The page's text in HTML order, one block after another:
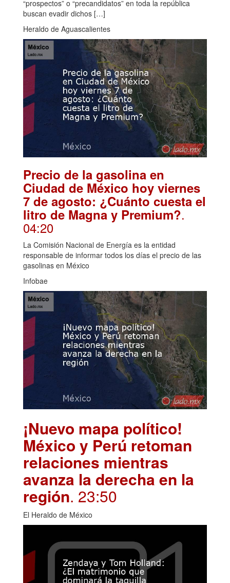
“prospectos” o “precandidatos” en toda la república
buscan evadir dichos […]
Heraldo de Aguascalientes
Precio de la gasolina en
Ciudad de México hoy viernes
7 de agosto: ¿Cuánto cuesta el
litro de Magna y Premium?.
04:20
La Comisión Nacional de Energía es la entidad
responsable de informar todos los días el precio de las
gasolinas en México
Infobae
¡Nuevo mapa político!
México y Perú retoman
relaciones mientras
avanza la derecha en la
región. 23:50
El Heraldo de México